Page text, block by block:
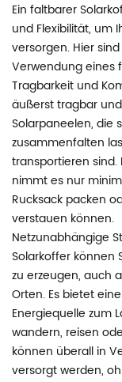
Ein faltbarer
und Flexibilität, um
versorgen. Hier
Verwendung eines
Tragbarkeit und
äußerst tragbar
Solarpaneelen, die
zusammenfalten
transportieren
nimmt es nur
Rucksack packen
verstauen können.
Netzunabhängige
Solarkoffer können
zu erzeugen, auch
Orten. Es bietet
Energiequelle zum
wandern, reisen
können überall in
versorgt werden,